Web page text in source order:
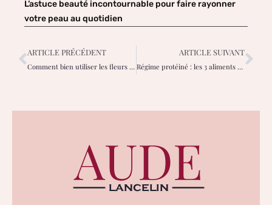
L’astuce beauté incontournable pour faire rayonner
votre peau au quotidien
ARTICLE PRÉCÉDENT
Comment bien utiliser les fleurs de Bach au quotidien pour gérer ses émotions ?
ARTICLE SUIVANT
Régime protéiné : les 3 aliments à privilégier pour atteindre vos objectifs